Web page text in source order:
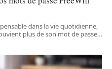
dans la vie quotidienne,
plus de son mot de passe…